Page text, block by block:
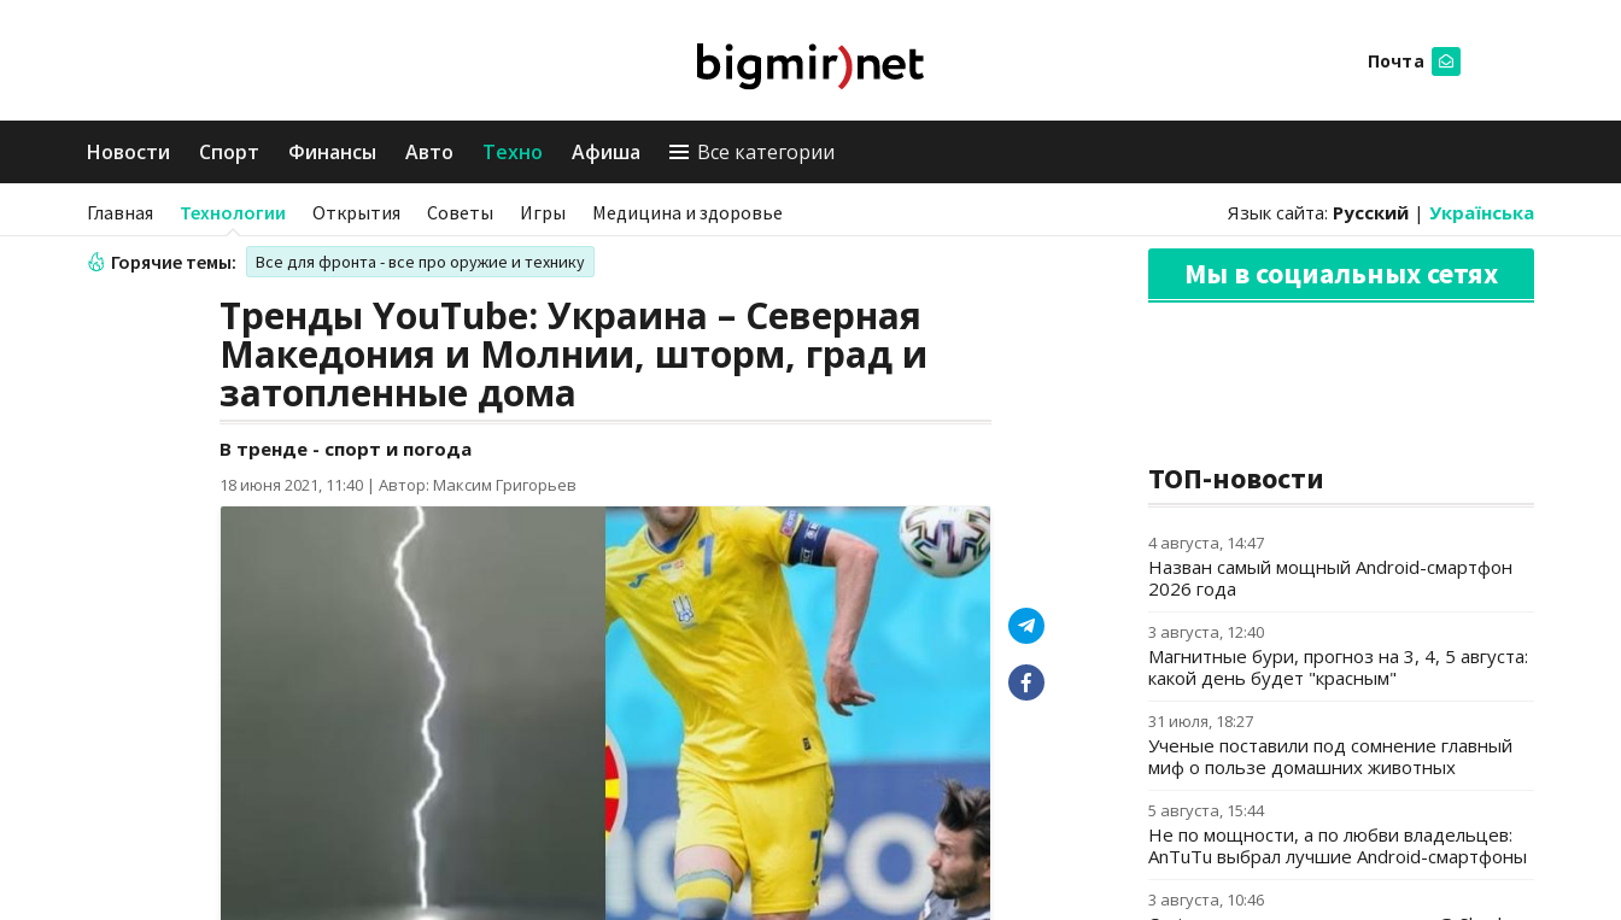
Почта
Новости Спорт Финансы Авто Техно Афиша Все категории
Главная Технологии Открытия Советы Игры Медицина и здоровье Язык сайта: Русский | Українська
Горячие темы: Все для фронта - все про оружие и технику
Тренды YouTube: Украина – Северная
Македония и Молнии, шторм, град и
затопленные дома
В тренде - спорт и погода
18 июня 2021, 11:40 | Автор: Максим Григорьев
Мы в социальных сетях
ТОП-новости
4 августа, 14:47
Назван самый мощный Android-смартфон
2026 года
3 августа, 12:40
Магнитные бури, прогноз на 3, 4, 5 августа:
какой день будет "красным"
31 июля, 18:27
Ученые поставили под сомнение главный
миф о пользе домашних животных
5 августа, 15:44
Не по мощности, а по любви владельцев:
AnTuTu выбрал лучшие Android-смартфоны
3 августа, 10:46